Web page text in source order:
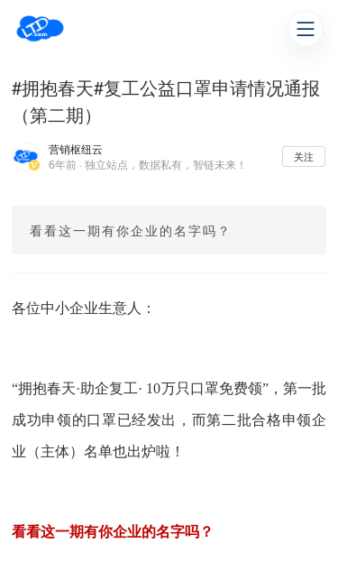
#拥抱春天#复工公益口罩申请情况通报
（第二期）
营销枢纽云
6年前 · 独立站点，数据私有，智链未来！
关注
看看这一期有你企业的名字吗？
各位中小企业生意人：
“拥抱春天·助企复工· 10万只口罩免费领”，第一批
成功申领的口罩已经发出，而第二批合格申领企
业（主体）名单也出炉啦！
看看这一期有你企业的名字吗？